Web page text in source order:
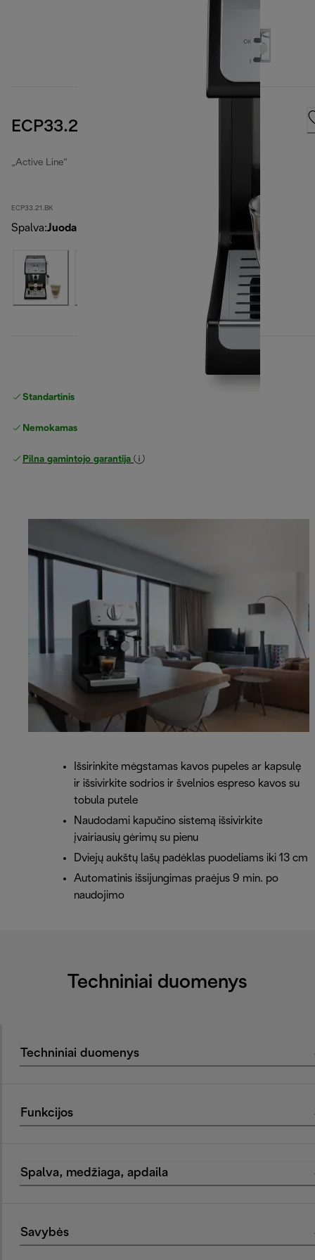
ECP33.21.BK
„Active Line“
ECP33.21.BK
Spalva:Juoda
Standartinis nemokamas
Nemokamas grąžinimas
Pilna gamintojo garantija
Išsirinkite mėgstamas kavos pupeles ar kapsulę
ir išsivirkite sodrios ir švelnios espreso kavos su
tobula putele
Naudodami kapučino sistemą išsivirkite
įvairiausių gėrimų su pienu
Dviejų aukštų lašų padėklas puodeliams iki 13 cm
Automatinis išsijungimas praėjus 9 min. po
naudojimo
Techniniai duomenys
Techniniai duomenys
Funkcijos
Spalva, medžiaga, apdaila
Savybės